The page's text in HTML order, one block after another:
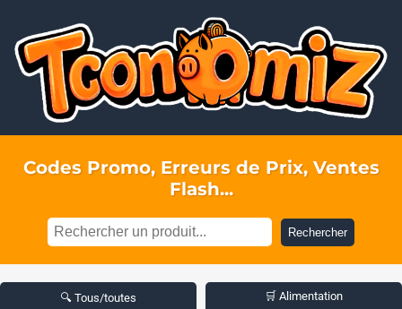
Codes Promo, Erreurs de Prix, Ventes
Flash...
Rechercher
🔍 Tous/toutes 🛒 Alimentation